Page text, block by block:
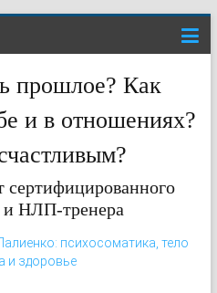
прошлое? Как
и в отношениях?
сертифицированного
и НЛП-тренера
психосоматика, тело
и здоровье